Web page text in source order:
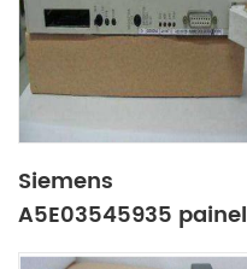
Siemens
A5E03545935 painel
de controle